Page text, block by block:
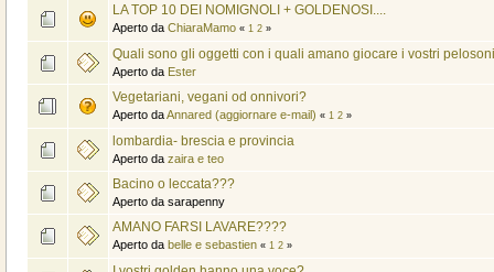
LA TOP 10 DEI NOMIGNOLI + GOLDENOSI....
Aperto da ChiaraMamo « 1 2»
Quali sono gli oggetti con i quali amano giocare i vostri
Aperto da Ester
Vegetariani, vegani od onnivori?
Aperto daAnnared (aggiornare e-mail) « 1 2»
lombardia- brescia e provincia
Aperto da zaira e teo
Bacino o leccata???
Aperto da sarapenny
AMANO FARSI LAVARE????
Aperto da belle e sebastien « 1 2»